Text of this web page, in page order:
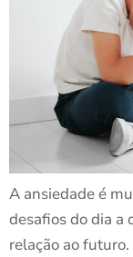
A ansiedade é
desafios do dia a
relação ao